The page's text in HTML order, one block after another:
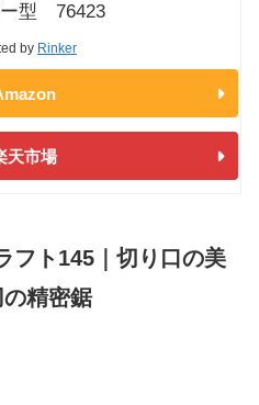
型 76423
by Rinker
天市場
フト145｜切り口の美
精密鋸